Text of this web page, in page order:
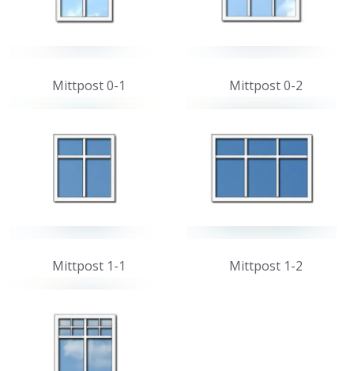
Mittpost 0-1 Mittpost 0-2
Mittpost 1-1 Mittpost 1-2